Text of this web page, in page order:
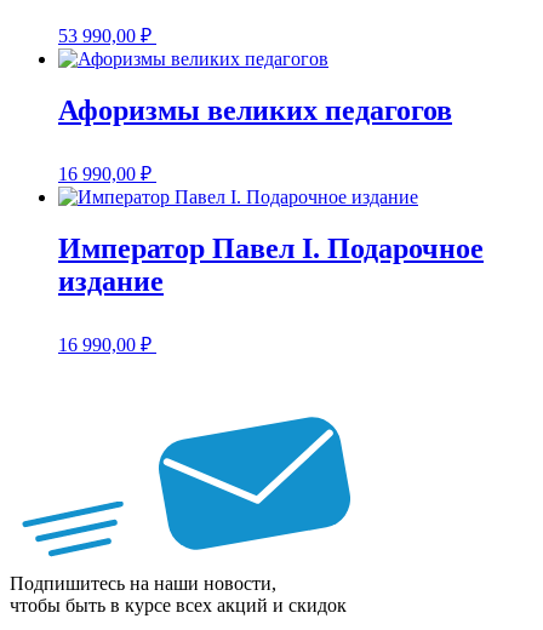
53 990,00 ₽
Афоризмы великих педагогов
16 990,00 ₽
Император Павел I. Подарочное
издание
16 990,00 ₽
Подпишитесь на наши новости,
чтобы быть в курсе всех акций и скидок